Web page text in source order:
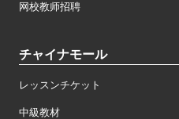
网校教师招聘
チャイナモール
レッスンチケット
中級教材